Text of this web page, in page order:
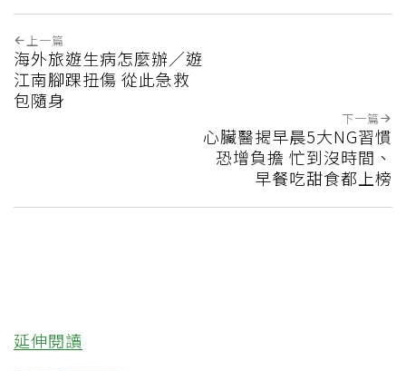
上一篇
海外旅遊生病怎麼辦／遊
江南腳踝扭傷 從此急救
包隨身
下一篇
心臟醫揭早晨5大NG習慣
恐增負擔 忙到沒時間、
早餐吃甜食都上榜
延伸閱讀